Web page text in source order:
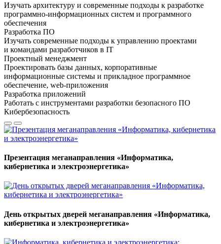
Изучать архитектуру и современные подходы к разработке
программно-информационных систем и программного
обеспечения
Разработка ПО
Изучать современные подходы к управлению проектами
и командами разработчиков в IT
Проектный менеджмент
Проектировать базы данных, корпоративные
информационные системы и прикладное программное
обеспечение, web-приложения
Разработка приложений
Работать с инструментами разработки безопасного ПО
Кибербезопасность
Презентация меганаправления «Информатика,
кибернетика и электроэнергетика»
День открытых дверей меганаправления «Информатика,
кибернетика и электроэнергетика»